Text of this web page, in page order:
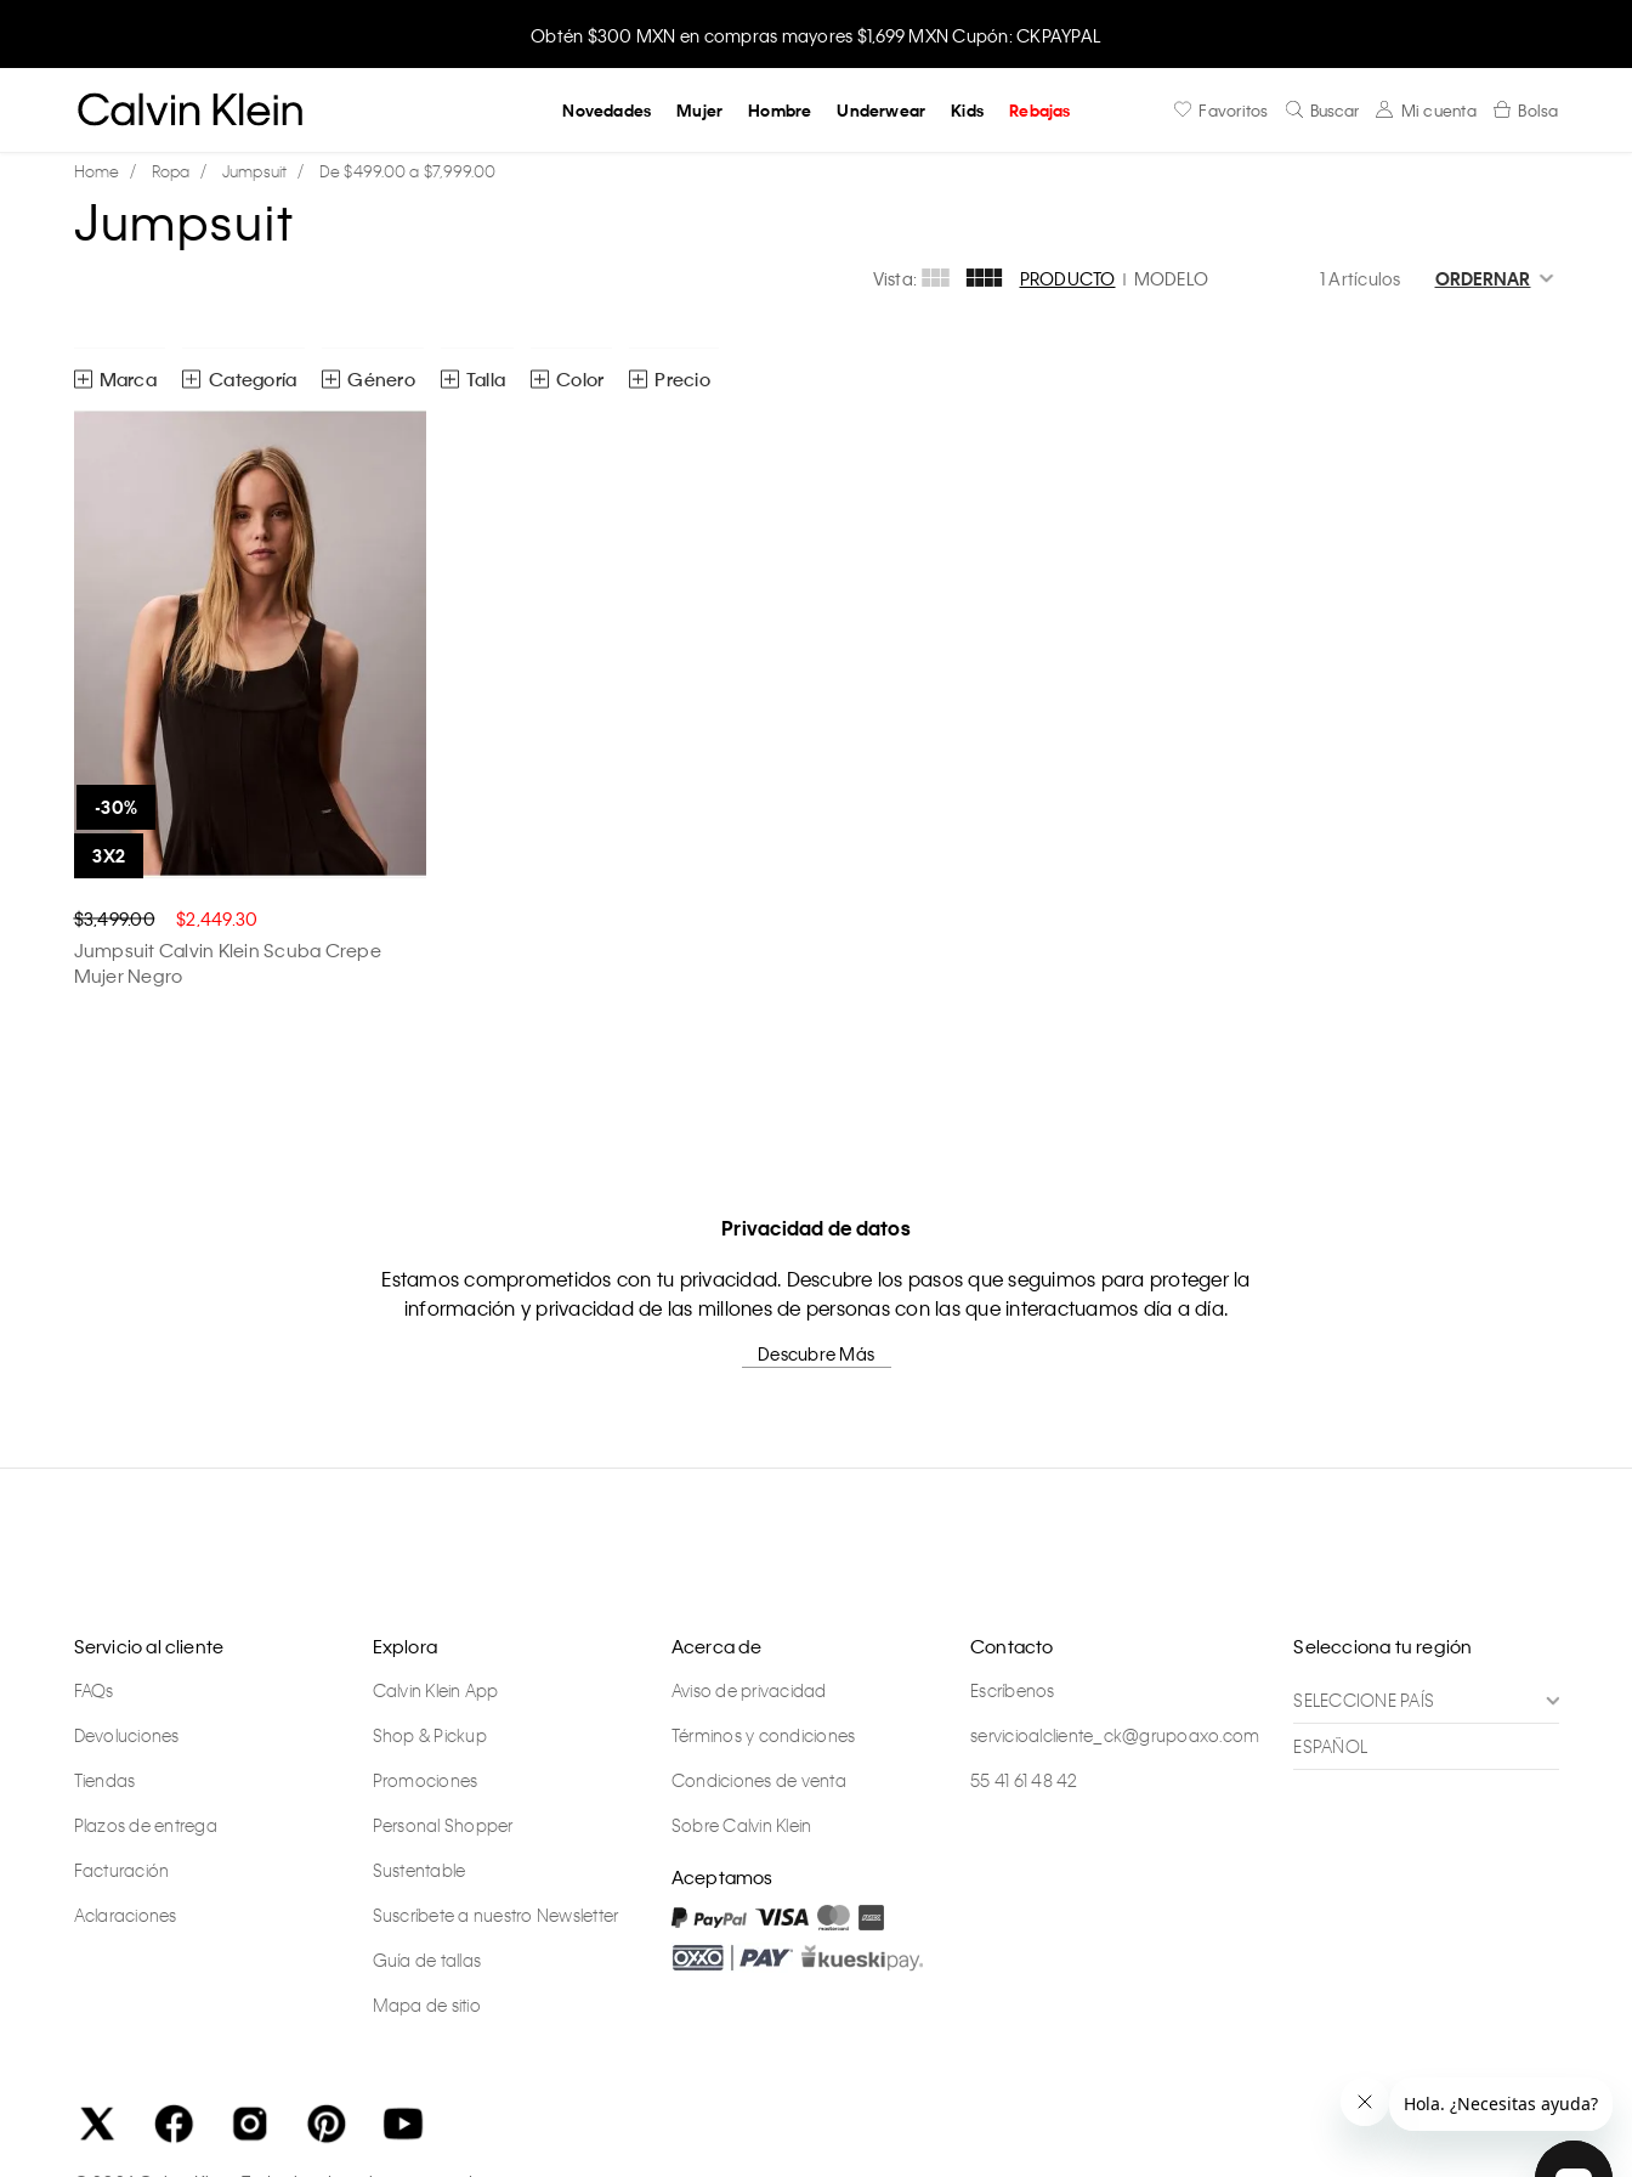
Obtén $300 MXN en compras mayores $1,699 MXN Cupón: CKPAYPAL
Favoritos Buscar Mi cuenta Bolsa
Novedades Mujer Hombre Underwear Kids Rebajas
Ropa Jumpsuit De $499.00 a $7,999.00
Jumpsuit
ORDERNAR
PRODUCTO MODELO 1 Artículos
Vista:
Marca Género Color
Talla Precio
$3,499.00 $2,449.30
Jumpsuit Calvin Klein Scuba Crepe
Mujer Negro
Privacidad de datos
Estamos comprometidos con tu privacidad. Descubre los pasos que seguimos para proteger la
información y privacidad de las millones de personas con las que interactuamos día a día.
Descubre Más
Servicio al cliente
FAQs
Devoluciones
Tiendas
Plazos de entrega
Facturación
Aclaraciones
Explora
Calvin Klein App
Shop & Pickup
Promociones
Personal Shopper
Sustentable
Suscríbete a nuestro Newsletter
Guía de tallas
Mapa de sitio
Acerca de
Aviso de privacidad
Términos y condiciones
Condiciones de venta
Sobre Calvin Klein
Aceptamos
Contacto
Escríbenos
servicioalcliente_ck@grupoaxo.com
55 41 61 48 42
Selecciona tu región
SELECCIONE PAÍS
ESPAÑOL